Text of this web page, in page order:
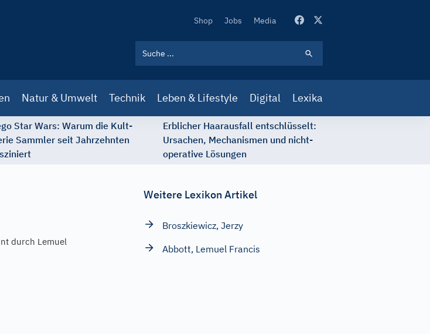
Secondary
Shop Jobs Media
Natur & Umwelt Technik Leben & Lifestyle Digital Lexika
Star Wars: Warum die Kult-
Sammler seit Jahrzehnten
Erblicher Haarausfall entschlüsselt:
Ursachen, Mechanismen und nicht-
operative Lösungen
durch Lemuel
Weitere Lexikon Artikel
Broszkiewicz, Jerzy
Abbott, Lemuel Francis